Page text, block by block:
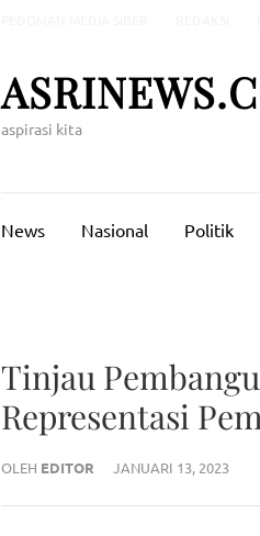
aspirasi kita
News Nasional Politik
Tinjau
Representasi
OLEH EDITOR JANUARI 13, 2023